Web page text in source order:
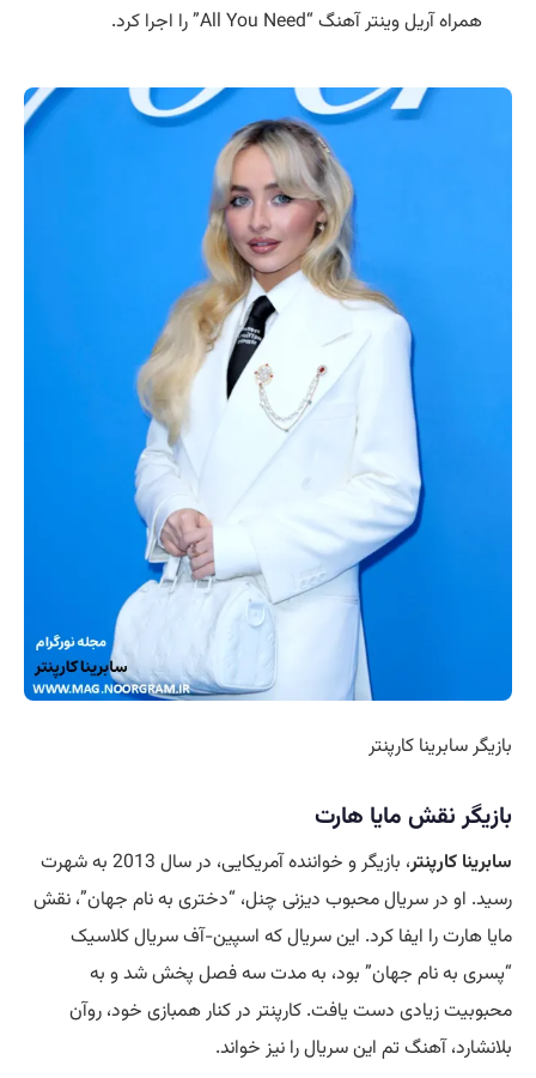
همراه آریل وینتر آهنگ “All You Need” را اجرا کرد.
بازیگر سابرینا کارپنتر
بازیگر نقش مایا هارت
سابرینا کارپنتر
، بازیگر و خواننده آمریکایی، در سال 2013 به شهرت
رسید. او در سریال محبوب دیزنی چنل، “دختری به نام جهان”، نقش
مایا هارت را ایفا کرد. این سریال که اسپین-آف سریال کلاسیک
“پسری به نام جهان” بود، به مدت سه فصل پخش شد و به
محبوبیت زیادی دست یافت. کارپنتر در کنار همبازی خود، روآن
بلانشارد، آهنگ تم این سریال را نیز خواند.